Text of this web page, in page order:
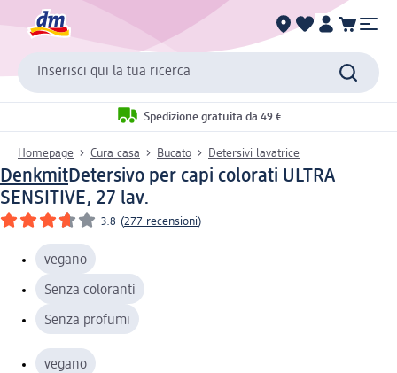
Inserisci qui la tua ricerca
Spedizione gratuita da 49 €
Homepage Cura casa Bucato Detersivi lavatrice
DenkmitDetersivo per capi colorati ULTRA
SENSITIVE, 27 lav.
3.8 (277 recensioni)
vegano
Senza coloranti
Senza profumi
vegano